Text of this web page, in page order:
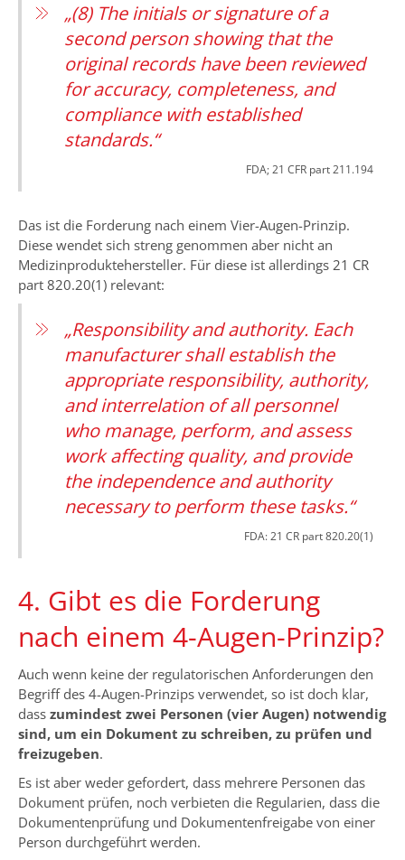
„(8) The initials or signature of a
second person showing that the
original records have been reviewed
for accuracy, completeness, and
compliance with established
standards.“
FDA; 21 CFR part 211.194
Das ist die Forderung nach einem Vier-Augen-Prinzip.
Diese wendet sich streng genommen aber nicht an
Medizinproduktehersteller. Für diese ist allerdings 21 CR
part 820.20(1) relevant:
„Responsibility and authority. Each
manufacturer shall establish the
appropriate responsibility, authority,
and interrelation of all personnel
who manage, perform, and assess
work affecting quality, and provide
the independence and authority
necessary to perform these tasks.“
FDA: 21 CR part 820.20(1)
4. Gibt es die Forderung
nach einem 4-Augen-Prinzip?
Auch wenn keine der regulatorischen Anforderungen den
Begriff des 4-Augen-Prinzips verwendet, so ist doch klar,
dass zumindest zwei Personen (vier Augen) notwendig
sind, um ein Dokument zu schreiben, zu prüfen und
freizugeben.
Es ist aber weder gefordert, dass mehrere Personen das
Dokument prüfen, noch verbieten die Regularien, dass die
Dokumentenprüfung und Dokumentenfreigabe von einer
Person durchgeführt werden.